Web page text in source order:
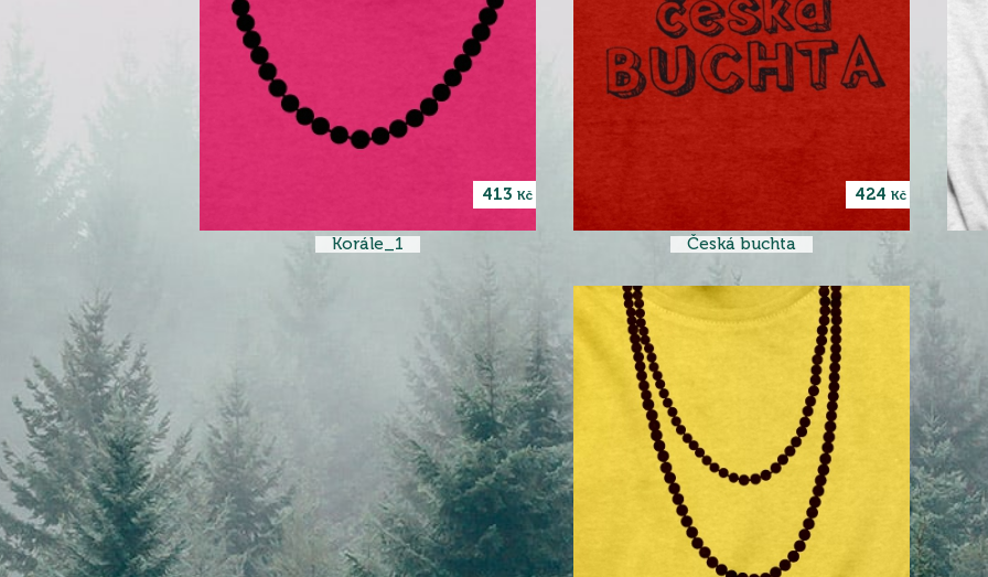
413 Kč
Korále_1
424 Kč
Česká buchta